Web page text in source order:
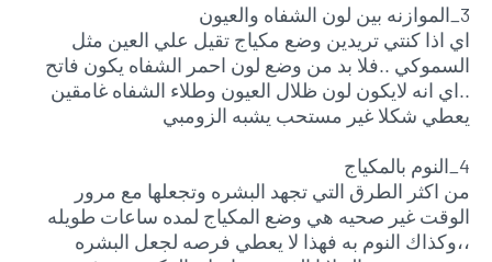
3_الموازنه بين لون الشفاه والعيون
اي اذا كنتي تريدين وضع مكياج تقيل علي العين مثل
السموكي ..فلا بد من وضع لون احمر الشفاه يكون فاتح
..اي انه لايكون لون ظلال العيون وطلاء الشفاه غامقين
يعطي شكلا غير مستحب يشبه الزومبي
4_النوم بالمكياج
من اكثر الطرق التي تجهد البشره وتجعلها مع مرور
الوقت غير صحيه هي وضع المكياج لمده ساعات طويله
،،وكذاك النوم به فهذا لا يعطي فرصه لجعل البشره